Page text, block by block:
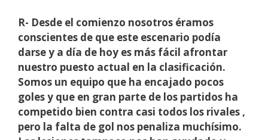
R- Desde el comienzo nosotros éramos
conscientes de que este escenario podía
darse y a día de hoy es más fácil afrontar
nuestro puesto actual en la clasificación.
Somos un equipo que ha encajado pocos
goles y que en gran parte de los partidos ha
competido bien contra casi todos los rivales ,
pero la falta de gol nos penaliza muchísimo.